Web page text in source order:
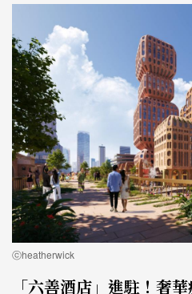
ⓒheatherwick
「六善酒店」進駐！奢